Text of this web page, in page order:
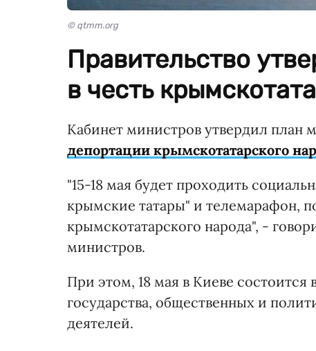
© qtmm.org
Правительство
в честь
Кабинет министров утвердил план
депортации крымскотатарского
"15-18 мая будет проходить
крымские татары" и телемарафон,
крымскотатарского народа", -
министров.
При этом, 18 мая в Киеве состоится
государства, общественных и
деятелей.